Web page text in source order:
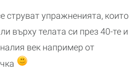
струват упражненията, които
върху телата си през 40-те и
век например от